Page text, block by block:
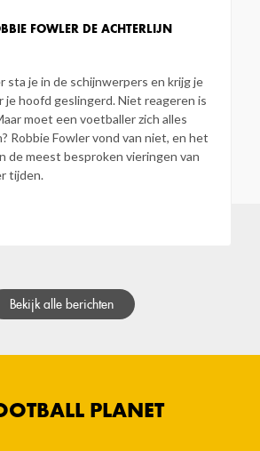
FOWLER DE ACHTERLIJN
sta je in de schijnwerpers en krijg je
je hoofd geslingerd. Niet reageren is
moet een voetballer zich alles
Robbie Fowler vond van niet, en het
de meest besproken vieringen van
tijden.
Bekijk alle berichten
PLANET